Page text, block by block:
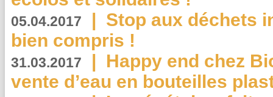
05.04.2017 | Stop aux déchets
bien compris !
31.03.2017 | Happy end chez
vente d’eau en bouteilles